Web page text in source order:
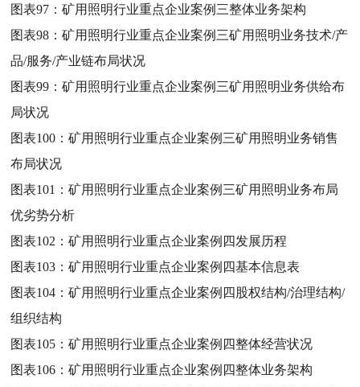
图表97：矿用照明行业重点企业案例三整体业务架构
图表98：矿用照明行业重点企业案例三矿用照明业务技术/产
品/服务/产业链布局状况
图表99：矿用照明行业重点企业案例三矿用照明业务供给布
局状况
图表100：矿用照明行业重点企业案例三矿用照明业务销售
布局状况
图表101：矿用照明行业重点企业案例三矿用照明业务布局
优劣势分析
图表102：矿用照明行业重点企业案例四发展历程
图表103：矿用照明行业重点企业案例四基本信息表
图表104：矿用照明行业重点企业案例四股权结构/治理结构/
组织结构
图表105：矿用照明行业重点企业案例四整体经营状况
图表106：矿用照明行业重点企业案例四整体业务架构